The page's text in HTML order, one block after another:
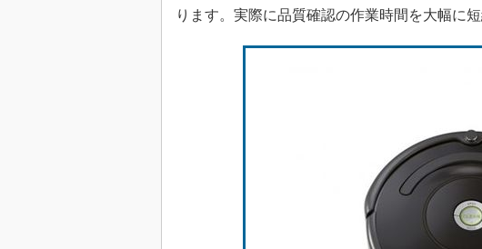
ります。実際に品質確認の作業時間を大幅に